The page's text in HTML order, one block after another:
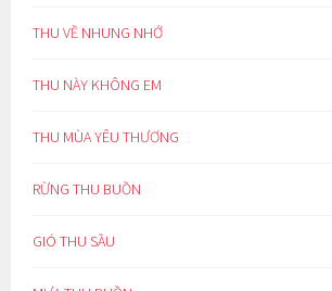
THU VỀ NHUNG NHỚ
THU NÀY KHÔNG EM
THU MÙA YÊU THƯƠNG
RỪNG THU BUỒN
GIÓ THU SẦU